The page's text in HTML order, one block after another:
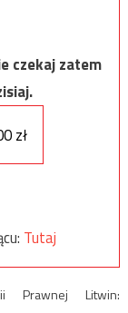
czekaj zatem
zł
Tutaj
Prawnej Litwin: